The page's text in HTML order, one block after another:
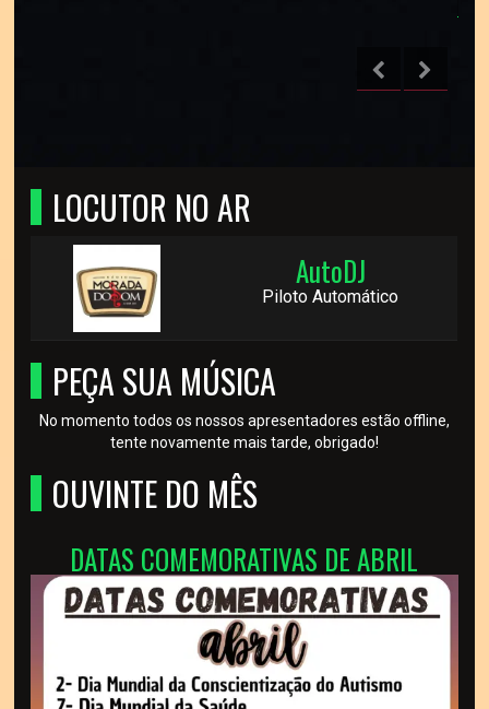
LOCUTOR NO AR
AutoDJ
Piloto Automático
PEÇA SUA MÚSICA
No momento todos os nossos apresentadores estão offline,
tente novamente mais tarde, obrigado!
OUVINTE DO MÊS
DATAS COMEMORATIVAS DE ABRIL